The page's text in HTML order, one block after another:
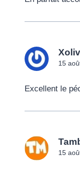
15
Excellent le
15